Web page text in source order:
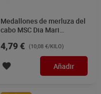
Medallones de merluza del
cabo MSC Dia Mari
4,79 € (10,08 €/KILO)
Añadir